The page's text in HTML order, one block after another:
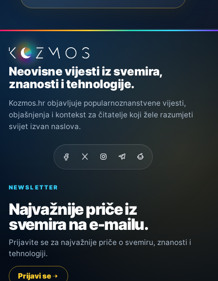
Podnožje stranice
Neovisne vijesti iz svemira,
znanosti i tehnologije.
Kozmos.hr objavljuje popularnoznanstvene vijesti,
objašnjenja i kontekst za čitatelje koji žele razumjeti
svijet izvan naslova.
NEWSLETTER
Najvažnije priče iz
svemira na e-mailu.
Prijavite se za najvažnije priče o svemiru, znanosti i
tehnologiji.
Prijavi se